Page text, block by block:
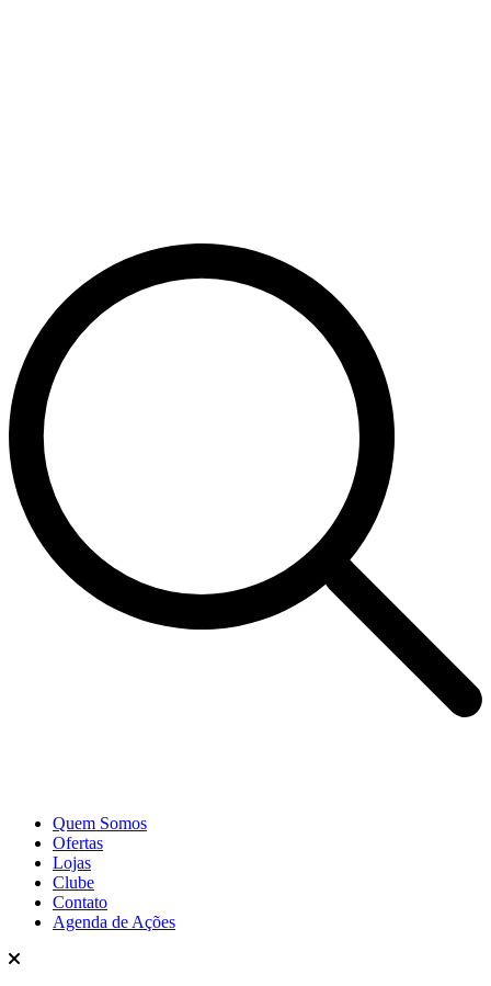
Quem Somos
Ofertas
Lojas
Clube
Contato
Agenda de Ações